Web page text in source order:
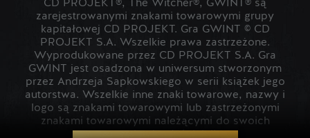
CD PROJEKT®, The Witcher®, GWINT® są
zarejestrowanymi znakami towarowymi grupy
kapitałowej CD PROJEKT. Gra GWINT © CD
PROJEKT S.A. Wszelkie prawa zastrzeżone.
Wyprodukowane przez CD PROJEKT S.A. Gra
GWINT jest osadzona w uniwersum stworzonym
przez Andrzeja Sapkowskiego w serii książek jego
autorstwa. Wszelkie inne znaki towarowe, nazwy i
logo są znakami towarowymi lub zastrzeżonymi
znakami towarowymi należącymi do swoich
prawowitych właścicieli.